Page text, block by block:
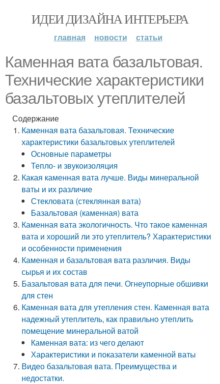
ИДЕИ ДИЗАЙНА ИНТЕРЬЕРА
главная новости статьи
Каменная вата базальтовая.
Технические характеристики
базальтовых утеплителей
Содержание
Каменная вата базальтовая. Технические
характеристики базальтовых утеплителей
Основные параметры
Тепло- и звукоизоляция
Какая каменная вата лучше. Виды минеральной
ваты и их различие
Стекловата (стеклянная вата)
Базальтовая (каменная) вата
Каменная вата экологичность. Что такое каменная
вата и хороший ли это утеплитель? Характеристики
и особенности применения
Каменная и базальтовая вата различия. Виды
сырья и их состав
Базальтовая вата для печи. Огнеупорные обшивки
для стен
Каменная вата для утепления стен. Каменная вата
надежный утеплитель, как правильно утеплить
помещение минеральной ватой
Каменная вата: из чего делают
Характеристики и показатели каменной ваты
Видео базальтовая вата. Преимущества и
недостатки.